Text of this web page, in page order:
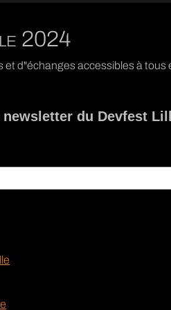
2024
et d"échanges accessibles à tous
du Devfest